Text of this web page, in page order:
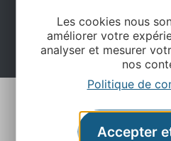
Les cookies nous
améliorer votre
analyser et mesurer
nos
Politique de
Accepter
Je